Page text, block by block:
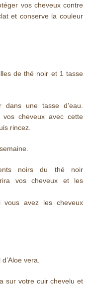
vos cheveux contre
et conserve la couleur
de thé noir et 1 tasse
une tasse d’eau.
vos cheveux avec cette
rincez.
noirs du thé noir
vos cheveux et les
vous avez les cheveux
vera.
sur votre cuir chevelu et